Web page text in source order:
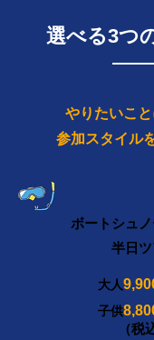
選べる3つ
やりたいこ
参加スタイル
ボートシュ
半日
大人
子供
（税